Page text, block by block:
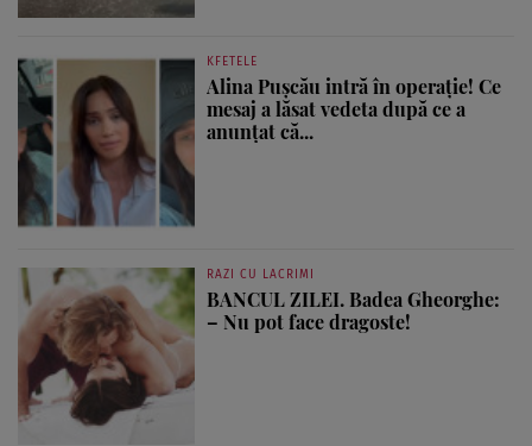
KFETELE
Alina Pușcău intră în operație! Ce
mesaj a lăsat vedeta după ce a
anunțat că...
RAZI CU LACRIMI
BANCUL ZILEI. Badea Gheorghe:
– Nu pot face dragoste!